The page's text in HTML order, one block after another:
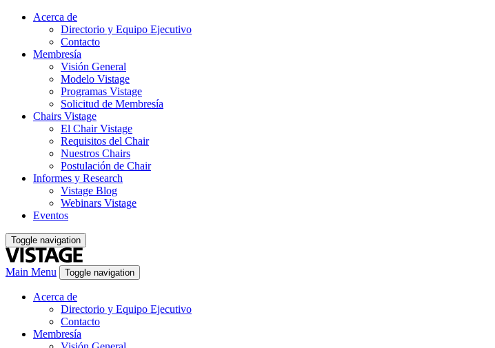
Acerca de
Directorio y Equipo Ejecutivo
Contacto
Membresía
Visión General
Modelo Vistage
Programas Vistage
Solicitud de Membresía
Chairs Vistage
El Chair Vistage
Requisitos del Chair
Nuestros Chairs
Postulación de Chair
Informes y Research
Vistage Blog
Webinars Vistage
Eventos
Toggle navigation
Main Menu Toggle navigation
Acerca de
Directorio y Equipo Ejecutivo
Contacto
Membresía